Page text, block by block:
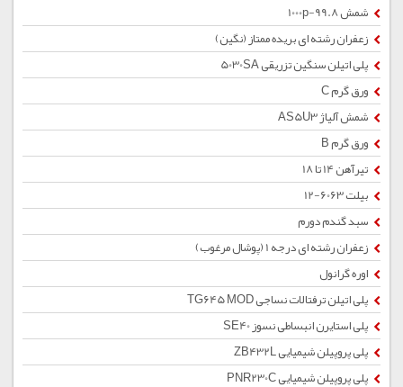
شمش 1000p-99.8
زعفران رشته ای بریده ممتاز (نگین)
پلی اتیلن سنگین تزریقی 5030SA
ورق گرم C
شمش آلیاژ AS5U3
ورق گرم B
تیرآهن 14 تا 18
بیلت 6063-12
سبد گندم دورم
زعفران رشته ای درجه 1 (پوشال مرغوب)
اوره گرانول
پلی اتیلن ترفتالات نساجی TG645 MOD
پلی استایرن انبساطی نسوز SE40
پلی پروپیلن شیمیایی ZB432L
پلی پروپیلن شیمیایی PNR230C